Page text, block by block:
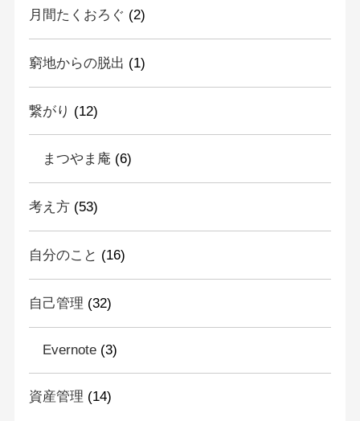
月間たくおろぐ (2)
窮地からの脱出 (1)
繋がり (12)
まつやま庵 (6)
考え方(53)
自分のこと (16)
自己管理 (32)
Evernote(3)
資産管理 (14)